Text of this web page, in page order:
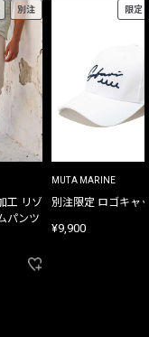
別注
工 リゾ
パンツ
限定
MUTA MARINE
別注限定 ロゴキャ
¥9,900